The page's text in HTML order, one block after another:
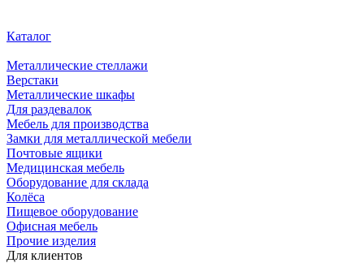
Каталог
Металлические стеллажи
Верстаки
Металлические шкафы
Для раздевалок
Мебель для производства
Замки для металлической мебели
Почтовые ящики
Медицинская мебель
Оборудование для склада
Колёса
Пищевое оборудование
Офисная мебель
Прочие изделия
Для клиентов